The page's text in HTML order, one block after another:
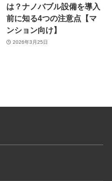
は？ナノバブル設備を導入
前に知る4つの注意点【マ
ンション向け】
2026年3月25日